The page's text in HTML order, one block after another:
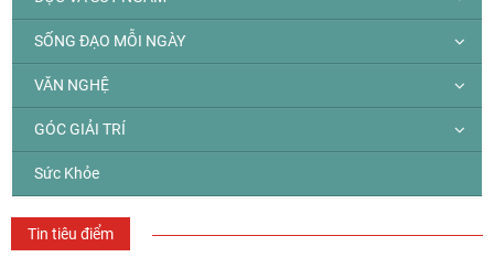
SỐNG ĐẠO MỖI NGÀY
VĂN NGHỆ
GÓC GIẢI TRÍ
Sức Khỏe
Tin tiêu điểm